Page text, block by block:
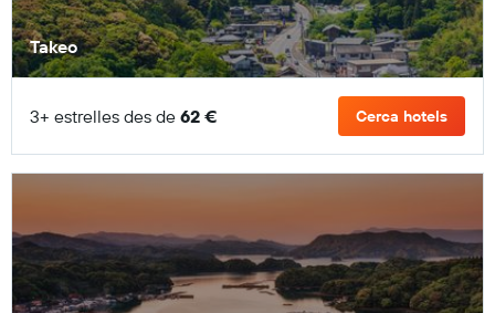
Takeo
3+ estrelles des de 62 € Cerca hotels